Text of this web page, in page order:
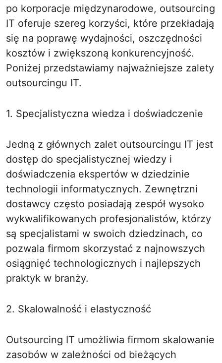
po korporacje międzynarodowe, outsourcing
IT oferuje szereg korzyści, które przekładają
się na poprawę wydajności, oszczędności
kosztów i zwiększoną konkurencyjność.
Poniżej przedstawiamy najważniejsze zalety
outsourcingu IT.
1. Specjalistyczna wiedza i doświadczenie
Jedną z głównych zalet outsourcingu IT jest
dostęp do specjalistycznej wiedzy i
doświadczenia ekspertów w dziedzinie
technologii informatycznych. Zewnętrzni
dostawcy często posiadają zespół wysoko
wykwalifikowanych profesjonalistów, którzy
są specjalistami w swoich dziedzinach, co
pozwala firmom skorzystać z najnowszych
osiągnięć technologicznych i najlepszych
praktyk w branży.
2. Skalowalność i elastyczność
Outsourcing IT umożliwia firmom skalowanie
zasobów w zależności od bieżących